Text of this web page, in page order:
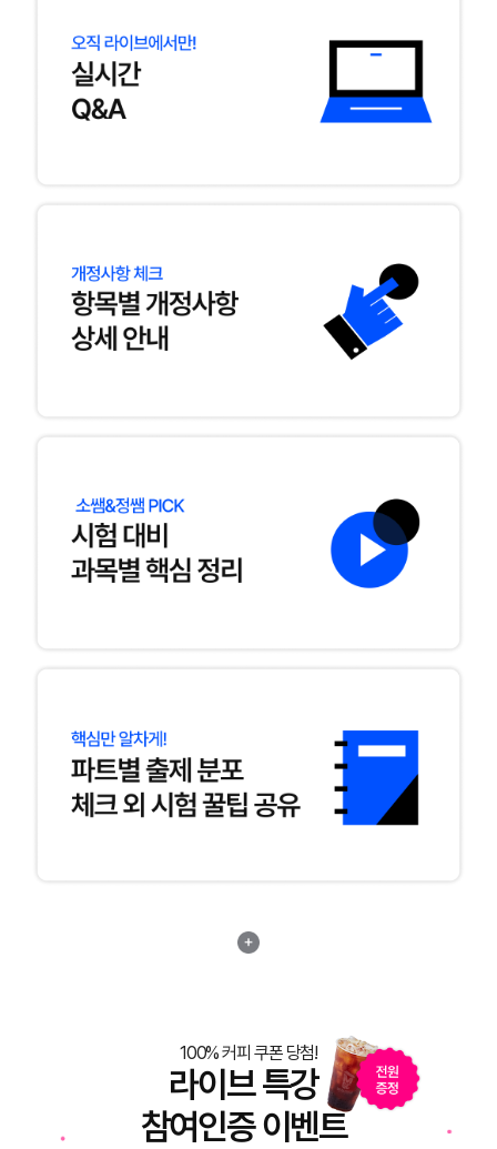
100% 커피 쿠폰 당첨!
라이브 특강
참여인증 이벤트